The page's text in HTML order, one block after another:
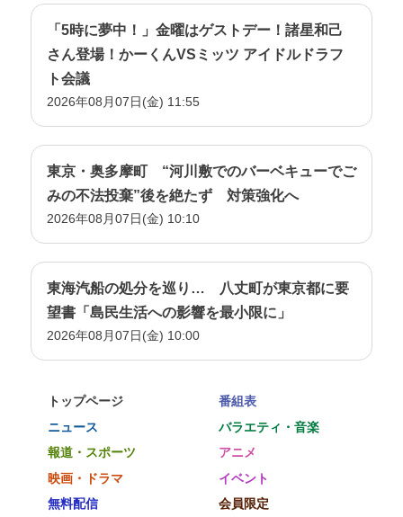
「5時に夢中！」金曜はゲストデー！諸星和己
さん登場！かーくんVSミッツ アイドルドラフ
ト会議
2026年08月07日(金) 11:55
東京・奥多摩町 “河川敷でのバーベキューでご
みの不法投棄”後を絶たず 対策強化へ
2026年08月07日(金) 10:10
東海汽船の処分を巡り… 八丈町が東京都に要
望書「島民生活への影響を最小限に」
2026年08月07日(金) 10:00
トップページ
番組表
ニュース
バラエティ・音楽
報道・スポーツ
アニメ
映画・ドラマ
イベント
無料配信
会員限定